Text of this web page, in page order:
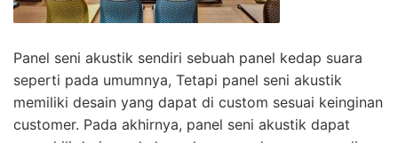
Panel seni akustik sendiri sebuah panel kedap suara
seperti pada umumnya, Tetapi panel seni akustik
memiliki desain yang dapat di custom sesuai keinginan
customer. Pada akhirnya, panel seni akustik dapat